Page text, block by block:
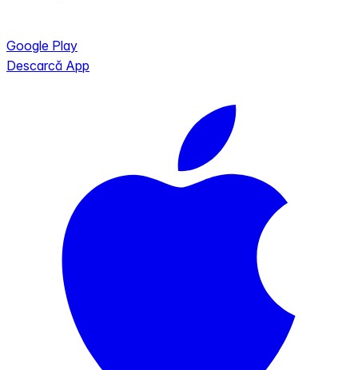
Google Play
Descarcă App